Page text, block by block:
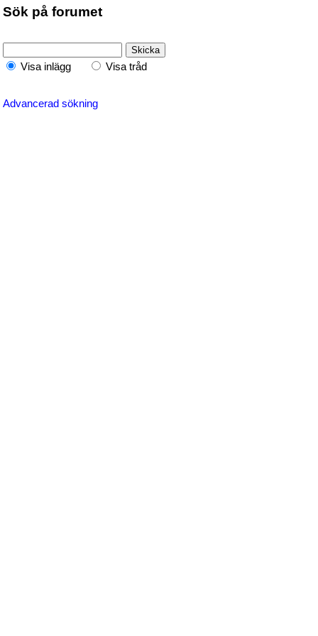
Sök på forumet
Visa inlägg Visa tråd
Advancerad sökning